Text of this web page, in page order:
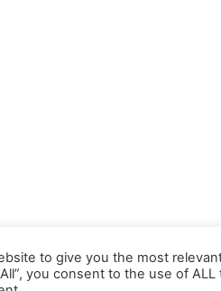
to give you the most
you consent to the use of